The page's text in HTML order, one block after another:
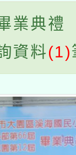
業典禮
資料(1)